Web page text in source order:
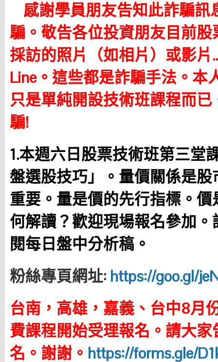
感謝學員朋友告知此詐騙訊
騙。 敬告各位投資朋友目前
採訪的照片（如相片）或影
Line。這些都是詐騙手法。本
只是單純開設技術班課程而
騙!
1.本週六日股票技術班第三堂
盤選股技巧」。量價關係是
重要。量是價的先行指標。
何解讀？歡迎現場報名參加。
閱每日盤中分析稿。
粉絲專頁網址: https://goo.gl/
台南，高雄，嘉義、台中8月
費課程開始受理報名。請大
名。謝謝。 https://forms.gle/